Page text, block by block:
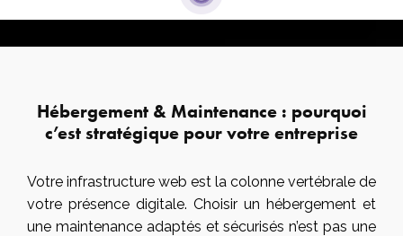
Hébergement & Maintenance : pourquoi
c’est stratégique pour votre entreprise
Votre infrastructure web est la colonne vertébrale de
votre présence digitale. Choisir un hébergement et
une maintenance adaptés et sécurisés n’est pas une